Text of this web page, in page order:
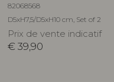
82068568
D5xH7,5/D5xH10 cm, Set of 2
Prix de vente indicatif
€ 39,90